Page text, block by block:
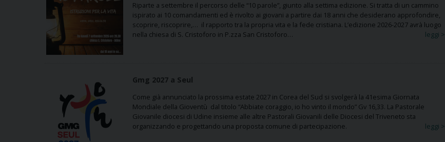
Riparte a settembre il percorso delle “10 parole”, giunto alla settima edizione. Si tratta di un cammino
ispirato ai 10 comandamenti ed è rivolto ai giovani a partire dai 18 anni che desiderano approfondire,
scoprire, riscoprire,… il rapporto tra la propria vita e la fede cristiana. L’edizione 2026-2027 avrà luogo
nella chiesa di S. Cristoforo in P.zza San Cristoforo…
leggi >
Gmg 2027 a Seul
Come già annunciato la prossima estate 2027 in Corea del Sud si svolgerà la 41esima Giornata
Mondiale della Gioventù dal titolo “Abbiate coraggio, io ho vinto il mondo” Gv 16,33. La Pastorale
Giovanile diocesi di Udine insieme alle altre Pastorali Giovanili delle Diocesi del Triveneto sta
organizzando e progettando una proposta comune di partecipazione.
leggi >